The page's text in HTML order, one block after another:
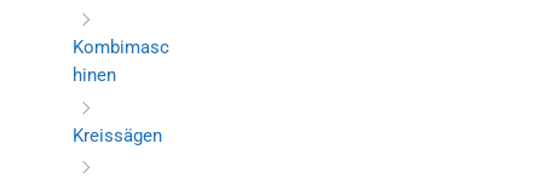
Kombimasc
hinen
Kreissägen